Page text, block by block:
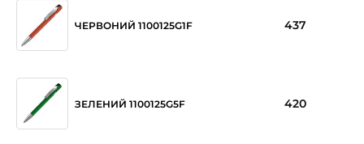
ЧЕРВОНИЙ 1100125G1F 437
ЗЕЛЕНИЙ 1100125G5F 420